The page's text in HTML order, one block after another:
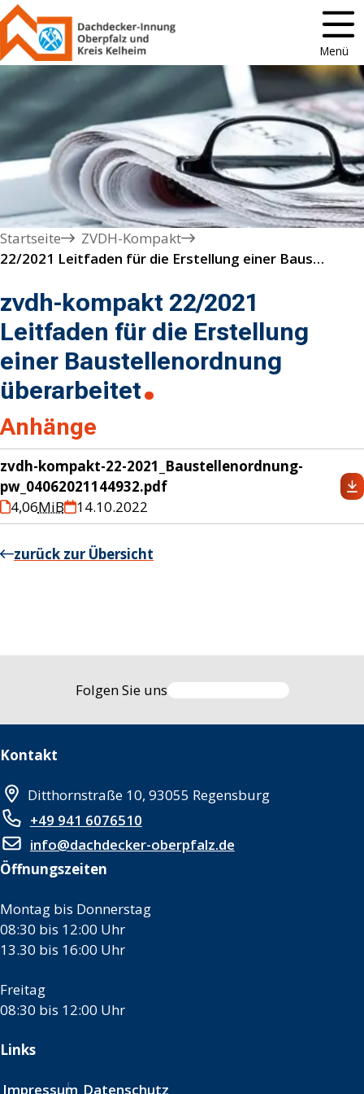
Menü
Startseite
ZVDH-Kompakt
22/2021 Leitfaden für die Erstellung einer Baustellenordnung überarbeitet
zvdh-kompakt 22/2021
Leitfaden für die Erstellung
einer Baustellenordnung
überarbeitet
Anhänge
zvdh-kompakt-22-2021_Baustellenordnung-
pw_04062021144932.pdf
4,06MiB 14.10.2022
zurück zur Übersicht
Folgen Sie uns
Kontakt
Ditthornstraße 10, 93055 Regensburg
+49 941 6076510
info@dachdecker-oberpfalz.de
Öffnungszeiten
Montag bis Donnerstag
08:30 bis 12:00 Uhr
13.30 bis 16:00 Uhr
Freitag
08:30 bis 12:00 Uhr
Links
Impressum Datenschutz